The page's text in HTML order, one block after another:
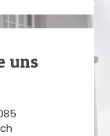
uns